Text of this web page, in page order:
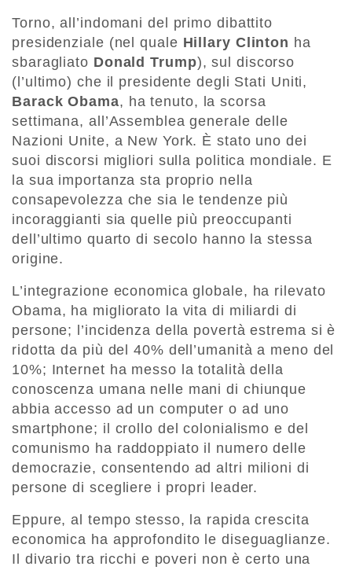
Torno, all’indomani del primo dibattito
presidenziale (nel quale Hillary Clinton ha
sbaragliato Donald Trump), sul discorso
(l’ultimo) che il presidente degli Stati Uniti,
Barack Obama, ha tenuto, la scorsa
settimana, all’Assemblea generale delle
Nazioni Unite, a New York. È stato uno dei
suoi discorsi migliori sulla politica mondiale. E
la sua importanza sta proprio nella
consapevolezza che sia le tendenze più
incoraggianti sia quelle più preoccupanti
dell’ultimo quarto di secolo hanno la stessa
origine.
L’integrazione economica globale, ha rilevato
Obama, ha migliorato la vita di miliardi di
persone; l’incidenza della povertà estrema si è
ridotta da più del 40% dell’umanità a meno del
10%; Internet ha messo la totalità della
conoscenza umana nelle mani di chiunque
abbia accesso ad un computer o ad uno
smartphone; il crollo del colonialismo e del
comunismo ha raddoppiato il numero delle
democrazie, consentendo ad altri milioni di
persone di scegliere i propri leader.
Eppure, al tempo stesso, la rapida crescita
economica ha approfondito le diseguaglianze.
Il divario tra ricchi e poveri non è certo una